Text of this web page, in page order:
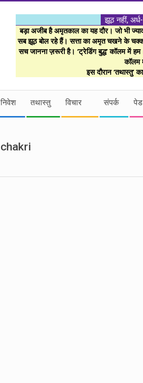
झूठ नहीं,
बड़ा अजीब है अमृतकाल का यह दौर। जो भी
सब झूठ बोल रहे हैं। सत्ता का अमृत चखने के
सच जानना ज़रूरी है। ‘ट्रेडिंग बुद्ध’ कॉलम में
कॉलम
इस दौरान ‘तथास्तु’
निवेश तथास्तु विचार संपर्क
chakri